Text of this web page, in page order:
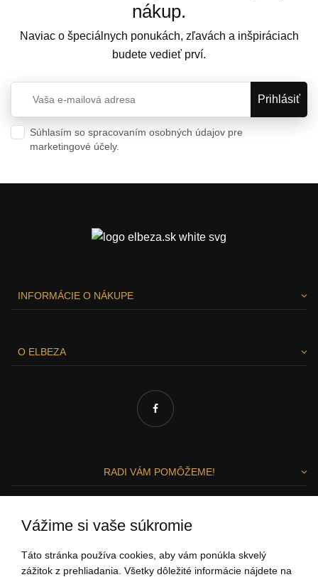
nákup.
Naviac o špeciálnych ponukách, zľavách a inšpiráciach
budete vedieť prví.
Súhlasím so spracovaním osobných údajov pre
marketingové účely.
INFORMÁCIE O NÁKUPE
O ELBEZA
RADI VÁM POMÔŽEME!
Zuzka a Lenka
Vážime si vaše súkromie
Táto stránka používa cookies, aby vám ponúkla skvelý
zážitok z prehliadania. Všetky dôležité informácie nájdete na